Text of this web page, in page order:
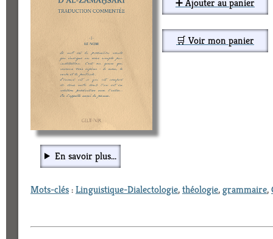
➕ Ajouter au panier
🛒 Voir mon panier
En savoir plus...
Mots-clés:Linguistique-Dialectologie,théologie,grammaire,